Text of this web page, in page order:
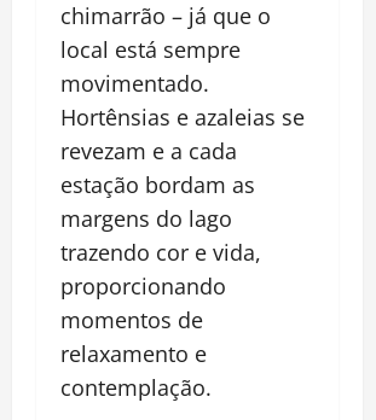
chimarrão – já que o
local está sempre
movimentado.
Hortênsias e azaleias se
revezam e a cada
estação bordam as
margens do lago
trazendo cor e vida,
proporcionando
momentos de
relaxamento e
contemplação.